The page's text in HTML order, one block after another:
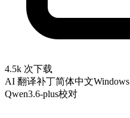
4.5k 次下载
AI 翻译补丁简体中文Windows
Qwen3.6-plus校对